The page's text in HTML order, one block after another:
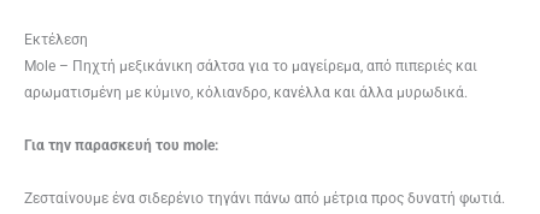
Εκτέλεση
Mole – Πηχτή μεξικάνικη σάλτσα για το μαγείρεμα, από πιπεριές και
αρωματισμένη με κύμινο, κόλιανδρο, κανέλλα και άλλα μυρωδικά.
Για την παρασκευή του mole:
Ζεσταίνουμε ένα σιδερένιο τηγάνι πάνω από μέτρια προς δυνατή φωτιά.